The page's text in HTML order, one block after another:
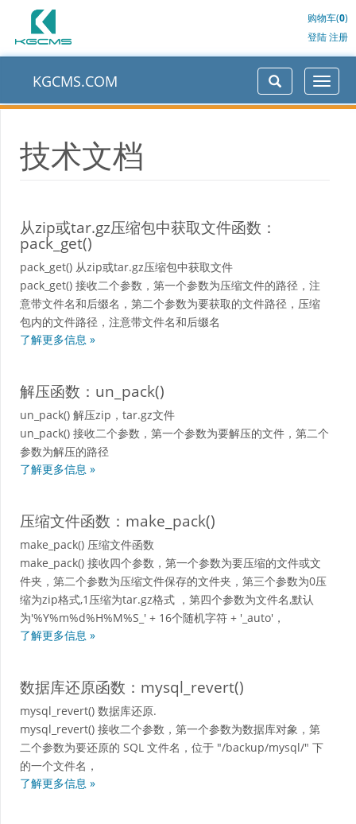
购物车(0)
登陆注册
KGCMS.COM
技术文档
从zip或tar.gz压缩包中获取文件函数：
pack_get()
pack_get() 从zip或tar.gz压缩包中获取文件
pack_get() 接收二个参数，第一个参数为压缩文件的路径，注
意带文件名和后缀名，第二个参数为要获取的文件路径，压缩
包内的文件路径，注意带文件名和后缀名
了解更多信息 »
解压函数：un_pack()
un_pack() 解压zip，tar.gz文件
un_pack() 接收二个参数，第一个参数为要解压的文件，第二个
参数为解压的路径
了解更多信息 »
压缩文件函数：make_pack()
make_pack() 压缩文件函数
make_pack() 接收四个参数，第一个参数为要压缩的文件或文
件夹，第二个参数为压缩文件保存的文件夹，第三个参数为0压
缩为zip格式,1压缩为tar.gz格式 ，第四个参数为文件名,默认
为'%Y%m%d%H%M%S_' + 16个随机字符 + '_auto'，
了解更多信息 »
数据库还原函数：mysql_revert()
mysql_revert() 数据库还原.
mysql_revert() 接收二个参数，第一个参数为数据库对象，第
二个参数为要还原的 SQL 文件名，位于 "/backup/mysql/" 下
的一个文件名，
了解更多信息 »